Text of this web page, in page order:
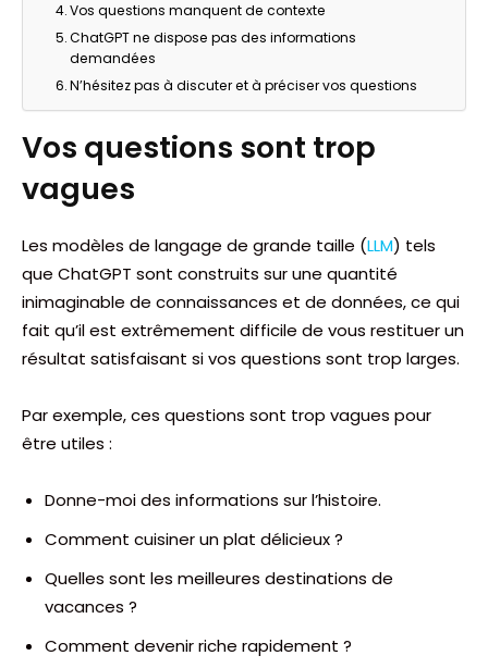
Vos questions manquent de contexte
ChatGPT ne dispose pas des informations
demandées
N’hésitez pas à discuter et à préciser vos questions
Vos questions sont trop
vagues
Les modèles de langage de grande taille (LLM) tels
que ChatGPT sont construits sur une quantité
inimaginable de connaissances et de données, ce qui
fait qu’il est extrêmement difficile de vous restituer un
résultat satisfaisant si vos questions sont trop larges.
Par exemple, ces questions sont trop vagues pour
être utiles :
Donne-moi des informations sur l’histoire.
Comment cuisiner un plat délicieux ?
Quelles sont les meilleures destinations de
vacances ?
Comment devenir riche rapidement ?